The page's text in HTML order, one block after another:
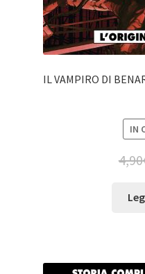
IL VAMPIRO DI
IN
4,90